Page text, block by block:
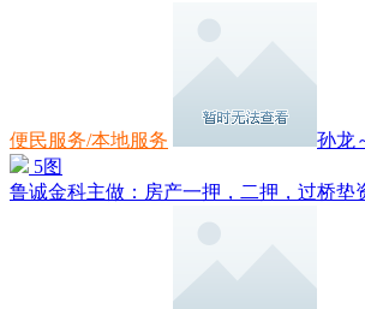
便民服务/本地服务 孙龙
5图
鲁诚金科主做：房产一押，二押，过桥